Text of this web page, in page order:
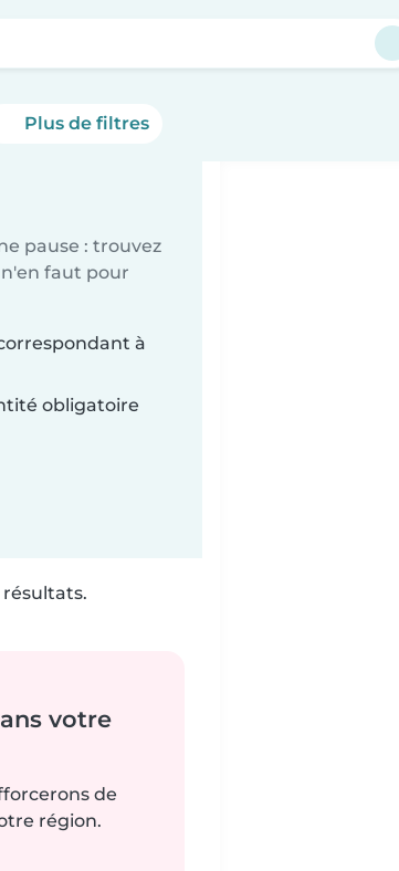
Plus de filtres
pause : trouvez
faut pour
à
obligatoire
votre
de
région.